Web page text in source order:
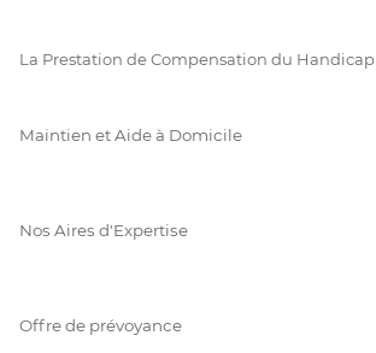
La Prestation de Compensation du Handicap
Maintien et Aide à Domicile
Nos Aires d'Expertise
Offre de prévoyance